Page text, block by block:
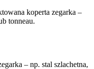
koperta zegarka –
tonneau.
– np. stal szlachetna,